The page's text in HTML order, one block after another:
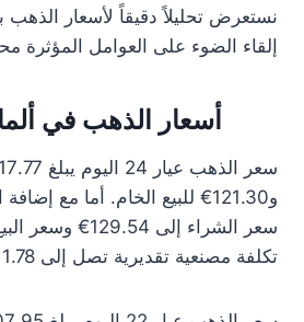
نستعرض تحليلاً دقيقاً لأسعار الذهب
إلقاء الضوء على العوامل المؤثرة
أسعار الذهب في
و121.30€ للبيع الخام. أما مع
تكلفة مصنعية تقديرية تصل إلى 11.78€.